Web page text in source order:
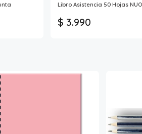
Libro Asistencia 50 Hojas
$ 3.990